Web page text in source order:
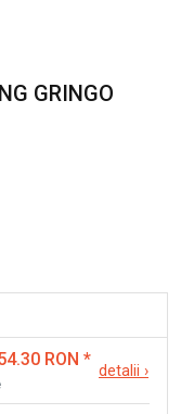
GRINGO
RON *
detalii ›